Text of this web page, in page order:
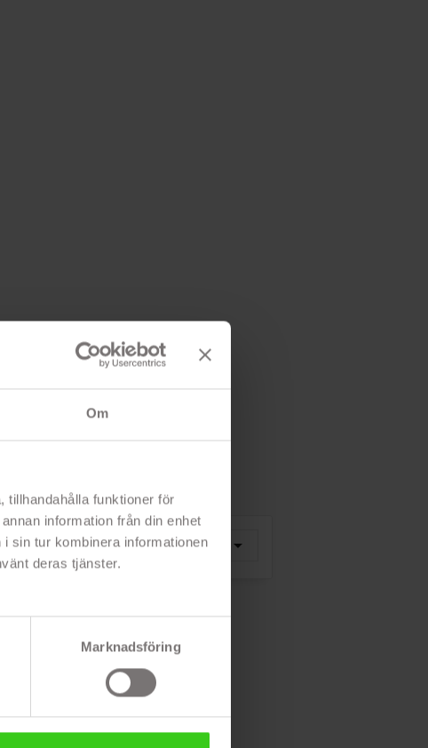
Om
tillhandahålla funktioner för
information från din enhet
sin tur kombinera informationen
deras tjänster.
Marknadsföring
Sortera
Relevans 